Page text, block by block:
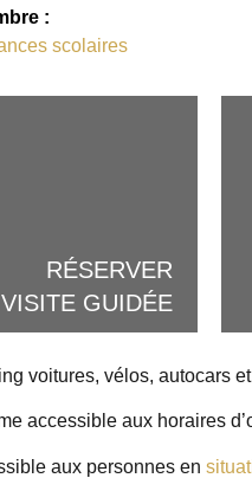
:
scolaires
RÉSERVER
GUIDÉE
voitures, vélos, autocars
accessible aux horaires
aux personnes en